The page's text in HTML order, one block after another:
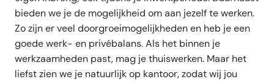
bieden we je de mogelijkheid om aan jezelf te werken.
Zo zijn er veel doorgroeimogelijkheden en heb je een
goede werk- en privébalans. Als het binnen je
werkzaamheden past, mag je thuiswerken. Maar het
liefst zien we je natuurlijk op kantoor, zodat wij jou